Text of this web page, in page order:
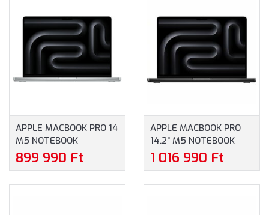
APPLE MACBOOK PRO 14
M5 NOTEBOOK
(MDE64MG/A) - 14.2"
(3024X1964) FÉNYES,
899 990 Ft
APPLE MACBOOK PRO
14.2" M5 NOTEBOOK
(MGDR4MG/A) - 14.2"
(3024X1964), APPLE M5
1 016 990 Ft